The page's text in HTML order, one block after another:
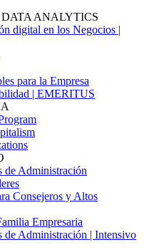
ANALYTICS
digital en los Negocios |
para la Empresa
| EMERITUS
de Administración
Consejeros y Altos
Empresaria
de Administración | Intensivo